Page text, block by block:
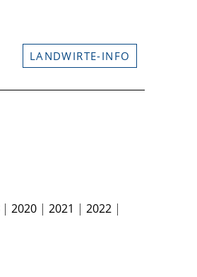
LANDWIRTE-INFO
|2020 |2021 |2022 |